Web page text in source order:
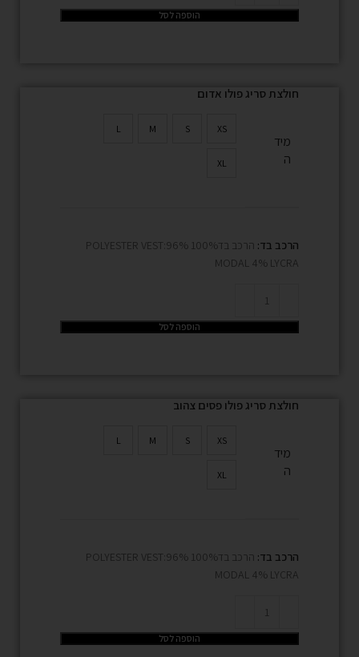
הוספה לסל
חולצת סריג פולו אדום
מיד
ה
XS
S
M
L
XL
הרכב בד:
הרכב בד100% POLYESTER VEST:96%
MODAL 4% LYCRA
הוספה לסל
חולצת סריג פולו פסים צהוב
מיד
ה
XS
S
M
L
XL
הרכב בד:
הרכב בד100% POLYESTER VEST:96%
MODAL 4% LYCRA
הוספה לסל